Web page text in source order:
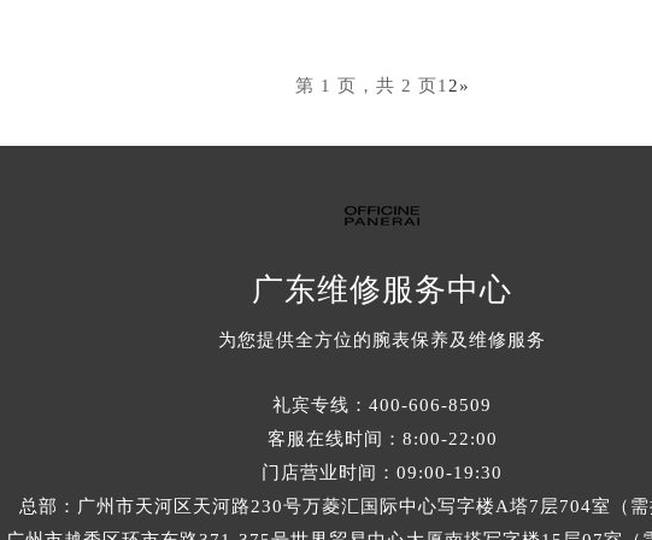
第 1 页，共 2 页1 2»
广东维修服务中心
为您提供全方位的腕表保养及维修服务
礼宾专线： 400-606-8509
客服在线时间：8:00-22:00
门店营业时间：09:00-19:30
总部：广州市天河区天河路230号万菱汇国际中心写字楼A塔7层704室（需